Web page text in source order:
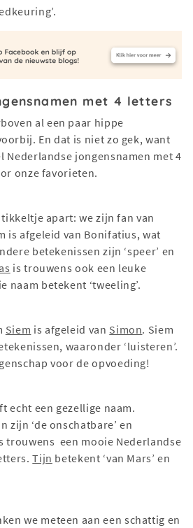
met 4 letters
al een paar hippe
En dat is niet zo gek, want
Nederlandse jongensnamen met 4
onze favorieten.
apart: we zijn fan van
is afgeleid van Bonifatius, wat
betekenissen zijn ‘speer’ en
is trouwens ook een leuke
naam betekent ‘tweeling’.
Siem is afgeleid van Simon. Siem
waaronder ‘luisteren’.
voor de opvoeding!
echt een gezellige naam.
zijn ‘de onschatbare’ en
trouwens een mooie Nederlandse
Tijn betekent ‘van Mars’ en
we meteen aan een schattig en